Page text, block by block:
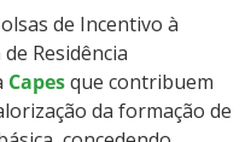
de Incentivo à
Residência
Capesque contribuem
da formação de